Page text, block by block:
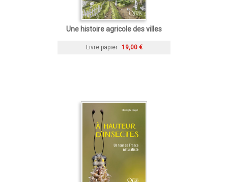
Une histoire agricole des villes
Livre papier 19,00 €